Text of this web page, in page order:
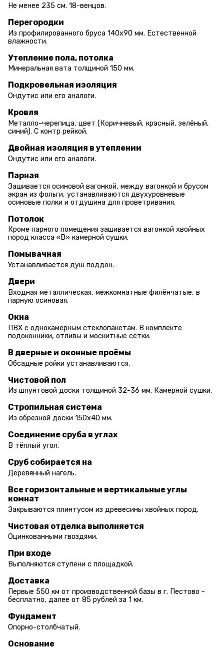
Не менее 235 см. 18-венцов.
Перегородки
Из профилированного бруса 140х90 мм. Естественной
влажности.
Утепление пола, потолка
Минеральная вата толщиной 150 мм.
Подкровельная изоляция
Ондутис или его аналоги.
Кровля
Металло-черепица, цвет (Коричневый, красный, зелёный,
синий). С контр рейкой.
Двойная изоляция в утеплении
Ондутис или его аналоги.
Парная
Зашивается осиновой вагонкой, между вагонкой и брусом
экран из фольги, устанавливаются двухуровневые
осиновые полки и отдушина для проветривания.
Потолок
Кроме парного помещения зашивается вагонкой хвойных
пород класса «В» камерной сушки.
Помывачная
Устанавливается душ поддон.
Двери
Входная металлическая, межкомнатные филёнчатые, в
парную осиновая.
Окна
ПВХ с однокамерным стеклопакетам. В комплекте
подоконники, отливы и москитные сетки.
В дверные и оконные проёмы
Обсадные ройки устанавливаются.
Чистовой пол
Из шпунтовой доски толщиной 32-36 мм. Камерной сушки.
Стропильная система
Из обрезной доски 150х40 мм.
Соединение сруба в углах
В тёплый угол.
Сруб собирается на
Деревянный нагель.
Все горизонтальные и вертикальные углы
комнат
Закрываются плинтусом из древесины хвойных пород.
Чистовая отделка выполняется
Оцинкованными гвоздями.
При входе
Выполняются ступени с площадкой.
Доставка
Первые 550 км от производственной базы в г. Пестово -
бесплатно, далее от 85 рублей за 1 км.
Фундамент
Опорно-столбчатый.
Основание